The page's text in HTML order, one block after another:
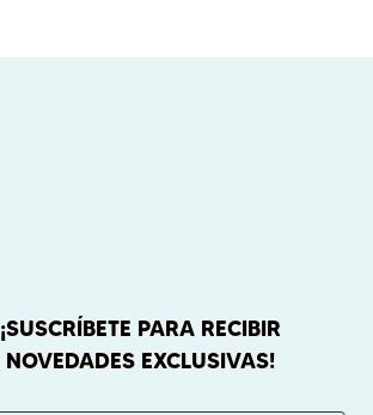
¡SUSCRÍBETE PARA RECIBIR
NOVEDADES EXCLUSIVAS!